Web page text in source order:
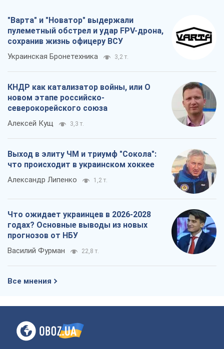
"Варта" и "Новатор" выдержали
пулеметный обстрел и удар FPV-дрона,
сохранив жизнь офицеру ВСУ
Украинская Бронетехника 3,2 т.
КНДР как катализатор войны, или О
новом этапе российско-
северокорейского союза
Алексей Кущ 3,3 т.
Выход в элиту ЧМ и триумф "Сокола":
что происходит в украинском хоккее
Александр Липенко 1,2 т.
Что ожидает украинцев в 2026-2028
годах? Основные выводы из новых
прогнозов от НБУ
Василий Фурман 22,8 т.
Все мнения